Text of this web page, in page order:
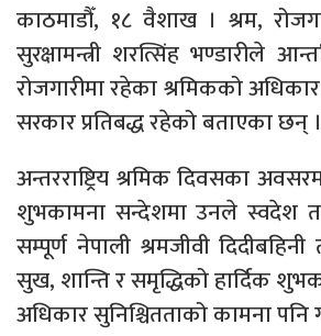
काठमाडौँ, १८ वैशाख । श्रम,
सुरक्षामन्त्री शरत्सिंह भण्डारीले
रोजगारीमा रहेका श्रमिकको
सरकार प्रतिबद्ध रहेको बताएका छन् ।
अन्तरराष्ट्रिय श्रमिक दिवसका
शुभकामना सन्देशमा उनले स्वदेश
सम्पूर्ण नेपाली श्रमजीवी
सुख, शान्ति र समृद्धिको हार्दिक
अधिकार सुनिश्चितताको कामना